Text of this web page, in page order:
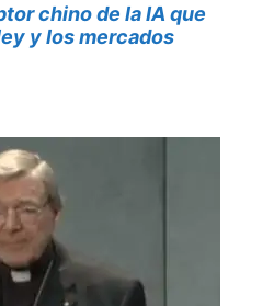
chino de la IA que
y los mercados